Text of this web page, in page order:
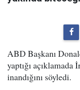
ABD Başkanı
yaptığı açıklamada
inandığını söyledi.